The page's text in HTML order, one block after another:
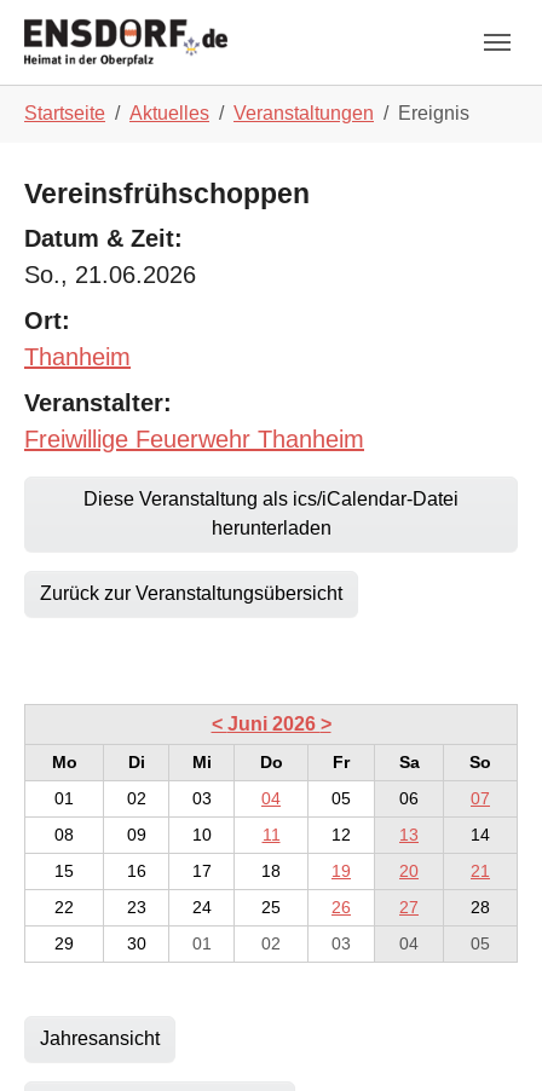
Startseite Aktuelles Veranstaltungen Ereignis
Vereinsfrühschoppen
Datum & Zeit:
So., 21.06.2026
Ort:
Thanheim
Veranstalter:
Freiwillige Feuerwehr Thanheim
Diese Veranstaltung als ics/iCalendar-Datei
herunterladen
Zurück zur Veranstaltungsübersicht
< Juni 2026 >
Mo Di Mi Do Fr Sa
So
01
02 03 04 05 06
07
08
09 10 11 12 13
14
15
16 17 18 19 20
21
22
23 24 25 26 27
28
29
30 01 02 03 04 05
Jahresansicht